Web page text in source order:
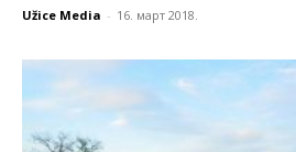
Užice Media - 16. март 2018.